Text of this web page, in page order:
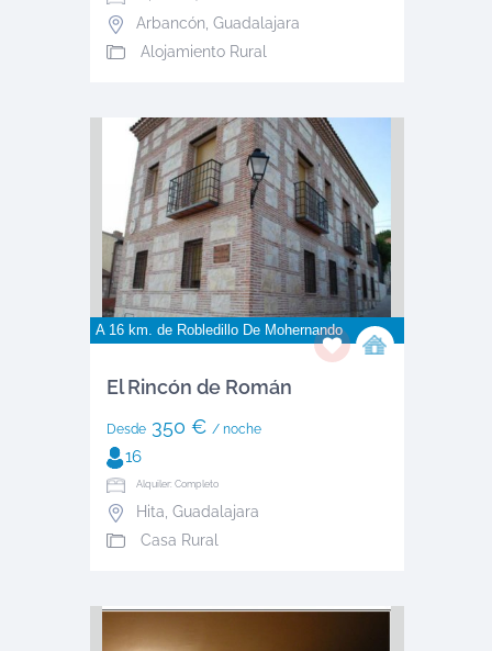
Arbancón, Guadalajara
Alojamiento Rural
A 16 km. de Robledillo De Mohernando
El Rincón de Román
Desde350 € / noche
16
Alquiler: Completo
Hita, Guadalajara
Casa Rural